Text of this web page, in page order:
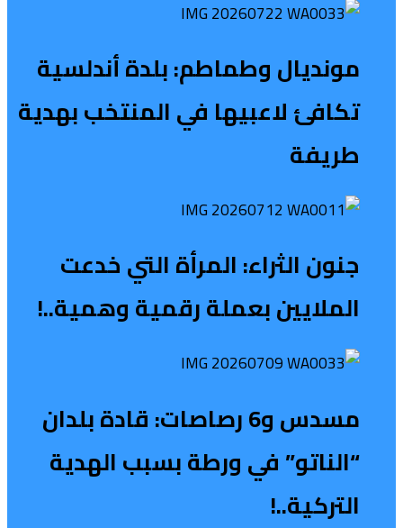
مونديال وطماطم: بلدة أندلسية
تكافئ لاعبيها في المنتخب بهدية
طريفة
جنون الثراء: المرأة التي خدعت
الملايين بعملة رقمية وهمية..!
مسدس و6 رصاصات: قادة بلدان
“الناتو” في ورطة بسبب الهدية
التركية..!